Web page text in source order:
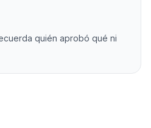
quién aprobó qué ni